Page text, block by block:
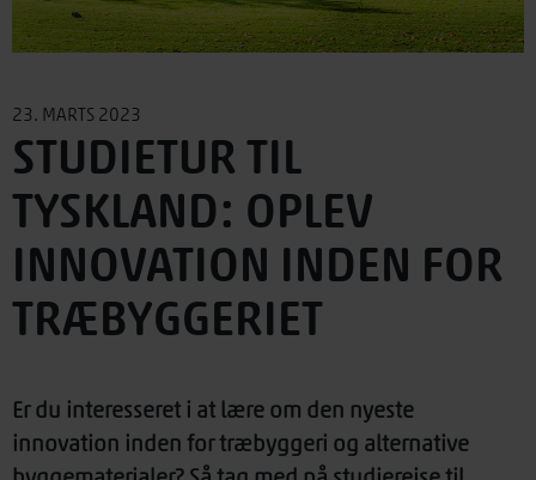
23. MARTS 2023
STUDIETUR TIL
TYSKLAND: OPLEV
INNOVATION INDEN FOR
TRÆBYGGERIET
Er du interesseret i at lære om den nyeste
innovation inden for træbyggeri og alternative